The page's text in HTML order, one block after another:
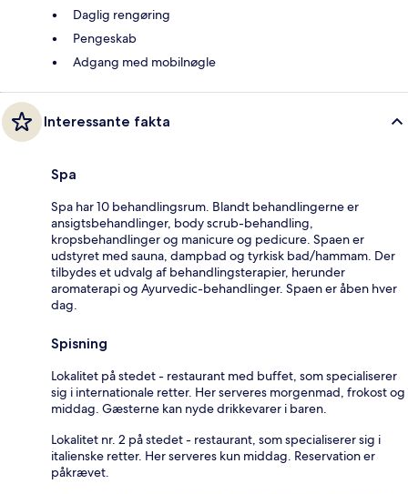
Daglig rengøring
Pengeskab
Adgang med mobilnøgle
Interessante fakta
Spa
Spa har 10 behandlingsrum. Blandt behandlingerne er
ansigtsbehandlinger, body scrub-behandling,
kropsbehandlinger og manicure og pedicure. Spaen er
udstyret med sauna, dampbad og tyrkisk bad/hammam. Der
tilbydes et udvalg af behandlingsterapier, herunder
aromaterapi og Ayurvedic-behandlinger. Spaen er åben hver
dag.
Spisning
Lokalitet på stedet - restaurant med buffet, som specialiserer
sig i internationale retter. Her serveres morgenmad, frokost og
middag. Gæsterne kan nyde drikkevarer i baren.
Lokalitet nr. 2 på stedet - restaurant, som specialiserer sig i
italienske retter. Her serveres kun middag. Reservation er
påkrævet.